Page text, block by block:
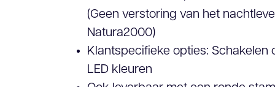
(Geen verstoring van het
Natura2000)
Klantspecifieke opties: Schakelen
LED kleuren